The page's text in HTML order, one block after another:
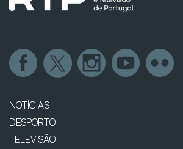
NOTÍCIAS
DESPORTO
TELEVISÃO